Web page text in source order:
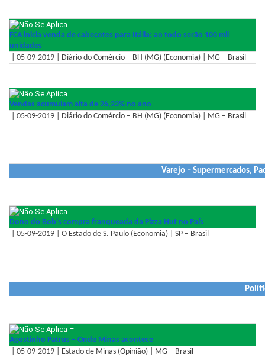
–
FCA inicia venda de cabeçotes para Itália; ao todo serão 100 mil
unidades
| 05-09-2019 | Diário do Comércio – BH (MG) (Economia) | MG – Brasil
–
Vendas acumulam alta de 26,23% no ano
| 05-09-2019 | Diário do Comércio – BH (MG) (Economia) | MG – Brasil
Varejo – Supermercados,
–
Dono do Bob's compra franqueada da Pizza Hut no País
| 05-09-2019 | O Estado de S. Paulo (Economia) | SP – Brasil
–
Agostinho Patrus – Onde Minas acontece
| 05-09-2019 | Estado de Minas (Opinião) | MG – Brasil